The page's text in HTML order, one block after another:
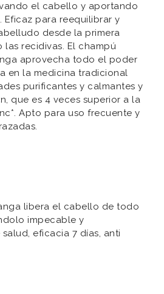
el cabello y aportando
Eficaz para reequilibrar y
desde la primera
recidivas. El champú
aprovecha todo el poder
en la medicina tradicional
purificantes y calmantes y
que es 4 veces superior a la
Apto para uso frecuente y
libera el cabello de todo
impecable y
eficacia 7 días, anti